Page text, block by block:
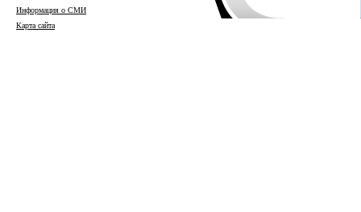
Информация о СМИ
Карта сайта